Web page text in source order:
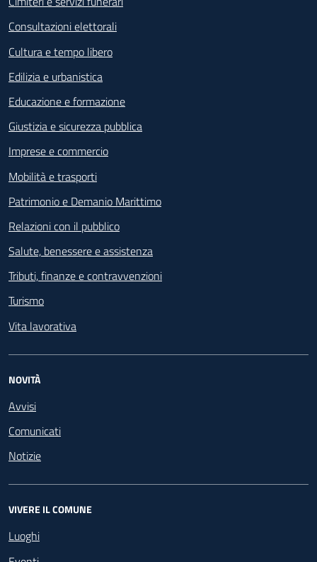
Consultazioni elettorali
Cultura e tempo libero
Edilizia e urbanistica
Educazione e formazione
Giustizia e sicurezza pubblica
Imprese e commercio
Mobilità e trasporti
Patrimonio e Demanio Marittimo
Relazioni con il pubblico
Salute, benessere e assistenza
Tributi, finanze e contravvenzioni
Turismo
Vita lavorativa
NOVITÀ
Avvisi
Comunicati
Notizie
VIVERE IL COMUNE
Luoghi